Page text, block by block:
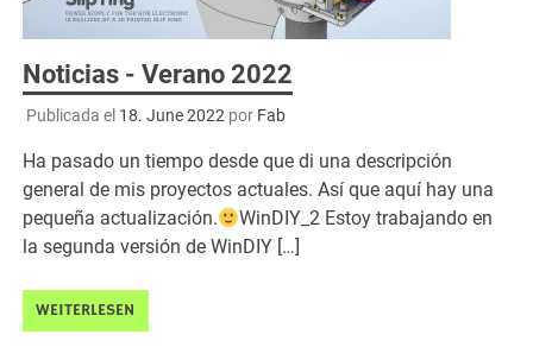
Noticias - Verano 2022
Publicada el 18. June 2022por Fab
Ha pasado un tiempo desde que di una descripción
general de mis proyectos actuales. Así que aquí hay una
pequeña actualización.
WinDIY_2 Estoy trabajando en
la segunda versión de WinDIY […]
WEITERLESEN